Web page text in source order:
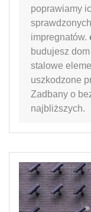
poprawiamy
impregnatów.
budujesz
stalowe
uszkodzone
Zadbany o
najbliższych.